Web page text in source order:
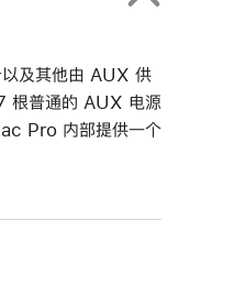
及其他由 AUX 供
根普通的 AUX 电源
Pro 内部提供一个